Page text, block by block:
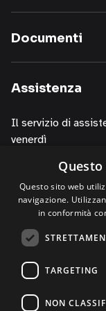
i
servizi,
informazioni
corsi
nostra
società,
presentazioni
iniziative
P.R.,
di
studi,
di
convegni,
Documenti
Assistenza
Il servizio di
venerdì
dalle 10.00 alle
dalle 14.00 alle
contattando i
+39 02
+39 320
Questo sito web
navigazione.
in conformità
TARGETING
NON